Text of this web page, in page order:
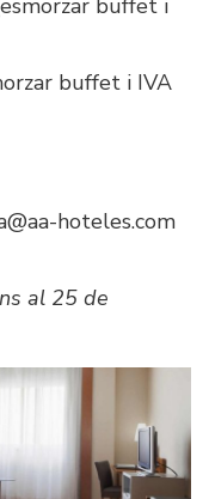
buffet i IVA
hoteles.com
al 25 de